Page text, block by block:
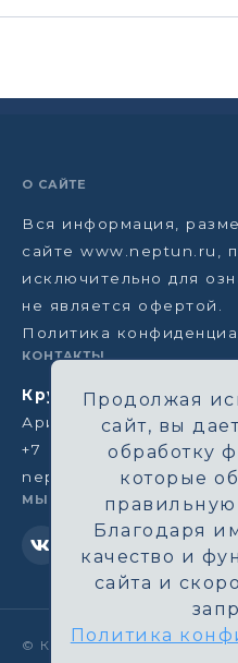
О САЙТЕ
Вся информация,
сайте www.neptun.ru,
исключительно для
не является офертой.
Политика
КОНТАКТЫ
Круизная компания
Аристарховский пер,
+7 (964) 583-14-96
neptun@aha.ru
МЫ В СЕТИ
© Круизная компания
Продолжая
сайт, вы
обработку
которые
правильную
Благодаря
качество и
сайта и
Политика